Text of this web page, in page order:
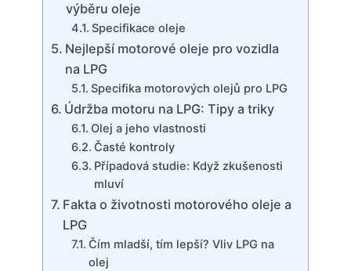
výběru oleje
Specifikace oleje
Nejlepší motorové oleje pro vozidla
na LPG
Specifika motorových olejů pro LPG
Údržba motoru na LPG: Tipy a triky
Olej a jeho vlastnosti
Časté kontroly
Případová studie: Když zkušenosti
mluví
Fakta o životnosti motorového oleje a
LPG
Čím mladší, tím lepší? Vliv LPG na
olej